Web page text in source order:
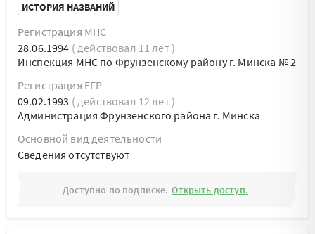
ИСТОРИЯ НАЗВАНИЙ
Регистрация МНС
28.06.1994 ( действовал 11 лет )
Инспекция МНС по Фрунзенскому району г. Минска № 2
Регистрация ЕГР
09.02.1993 ( действовал 12 лет )
Администрация Фрунзенского района г. Минска
Основной вид деятельности
Cведения отсутствуют
Доступно по подписке. Открыть доступ.